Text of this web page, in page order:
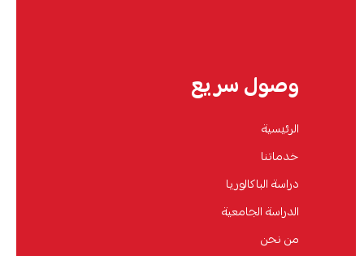
وصول سريع
الرئيسية
خدماتنا
دراسة الباكالوريا
الدراسة الجامعية
من نحن